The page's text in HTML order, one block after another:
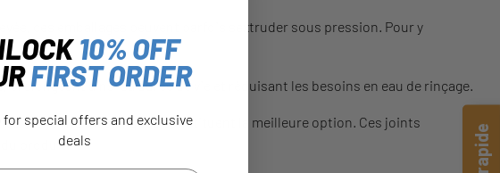
ces emballages peuvent parfois s'extruder sous pression. Pour y
ainsi sa durée de vie et réduisant les besoins en eau de rinçage.
les joints mécaniques constituent la meilleure option. Ces joints
du produit.
10% OFF
FIRST ORDER
for special offers and exclusive
deals